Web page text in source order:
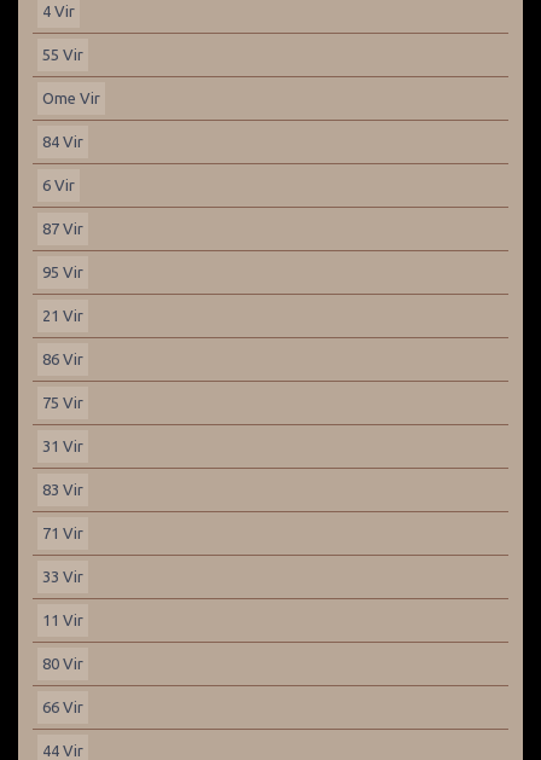
4 Vir
55 Vir
Ome Vir
84 Vir
6 Vir
87 Vir
95 Vir
21 Vir
86 Vir
75 Vir
31 Vir
83 Vir
71 Vir
33 Vir
11 Vir
80 Vir
66 Vir
44 Vir